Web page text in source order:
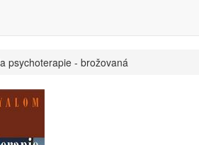
psychoterapie - brožovaná